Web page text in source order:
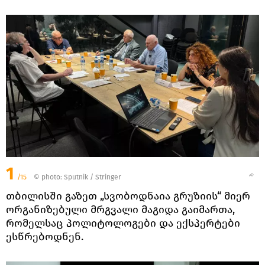
1 /15 © photo: Sputnik / Stringer
თბილისში გაზეთ „სვობოდნაია გრუზიის“ მიერ
ორგანიზებული მრგვალი მაგიდა გაიმართა,
რომელსაც პოლიტოლოგები და ექსპერტები
ესწრებოდნენ.